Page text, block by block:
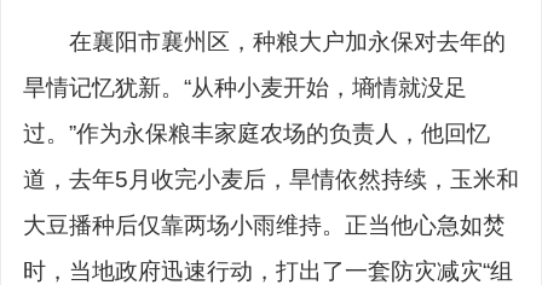
在襄阳市襄州区，种粮大户加永保对去年的
旱情记忆犹新。“从种小麦开始，墒情就没足
过。”作为永保粮丰家庭农场的负责人，他回忆
道，去年5月收完小麦后，旱情依然持续，玉米和
大豆播种后仅靠两场小雨维持。正当他心急如焚
时，当地政府迅速行动，打出了一套防灾减灾“组